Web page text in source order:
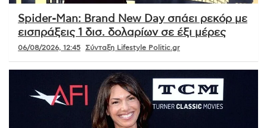
Spider-Man: Brand New Day σπάει ρεκόρ με
εισπράξεις 1 δισ. δολαρίων σε έξι μέρες
06/08/2026, 12:45 Σύνταξη Lifestyle Politic.gr